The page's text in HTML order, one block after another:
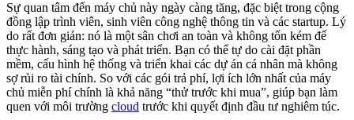
Sự quan tâm đến máy chủ này ngày càng tăng, đặc biệt trong cộng
đồng lập trình viên, sinh viên công nghệ thông tin và các startup. Lý
do rất đơn giản: nó là một sân chơi an toàn và không tốn kém để
thực hành, sáng tạo và phát triển. Bạn có thể tự do cài đặt phần
mềm, cấu hình hệ thống và triển khai các dự án cá nhân mà không
sợ rủi ro tài chính. So với các gói trả phí, lợi ích lớn nhất của máy
chủ miễn phí chính là khả năng “thử trước khi mua”, giúp bạn làm
quen với môi trường cloud trước khi quyết định đầu tư nghiêm túc.